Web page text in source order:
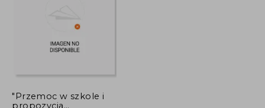
"Przemoc w szkole i
propozycja